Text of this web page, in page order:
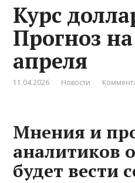
Курс
Прогноз
апреля
11.04.2026 Новости
Мнения и
аналитиков
будет вести